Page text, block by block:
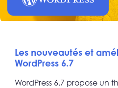
Les nouveautés et
WordPress 6.7
WordPress 6.7 propose un